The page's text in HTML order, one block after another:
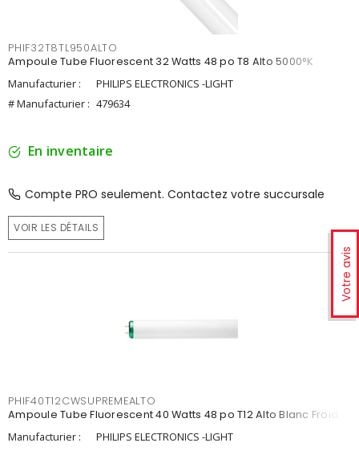
Votre avis
PHIF32T8TL950ALTO
Ampoule Tube Fluorescent 32 Watts 48 po T8 Alto 5000°K
Manufacturier :
PHILIPS ELECTRONICS -LIGHT
# Manufacturier : 479634
En inventaire
Compte PRO seulement. Contactez votre succursale
VOIR LES DÉTAILS
PHIF40T12CWSUPREMEALTO
Ampoule Tube Fluorescent 40 Watts 48 po T12 Alto Blanc Froid
Manufacturier :
PHILIPS ELECTRONICS -LIGHT